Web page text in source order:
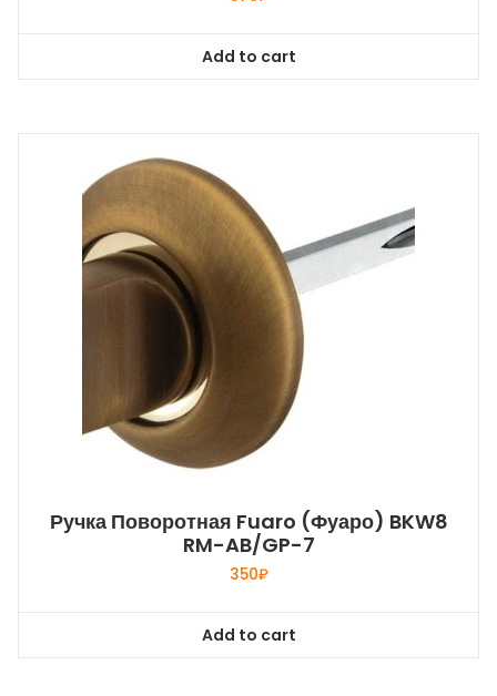
Add to cart
Ручка Поворотная Fuaro (Фуаро) BKW8
RM-AB/GP-7
350₽
Add to cart